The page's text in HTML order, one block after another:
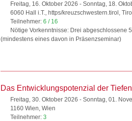
Freitag, 16. Oktober 2026 - Sonntag, 18.
6060 Hall i.T., https/kreuzschwestern.tirol,
Teilnehmer: 6 / 16
Nötige Vorkenntnisse: Drei abgeschlossene
(mindestens eines davon in Präsenzseminar)
Das Entwicklungspotenzial der
Freitag, 30. Oktober 2026 - Sonntag, 01.
1160 Wien, Wien
Teilnehmer: 3